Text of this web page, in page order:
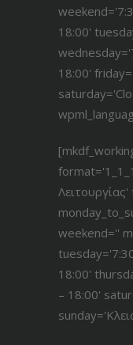
18:00'
18:00'
weekend=''
18:00'
– 18:00'